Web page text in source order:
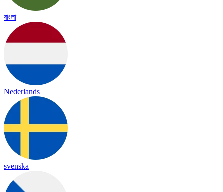
বাংলা
Nederlands
svenska